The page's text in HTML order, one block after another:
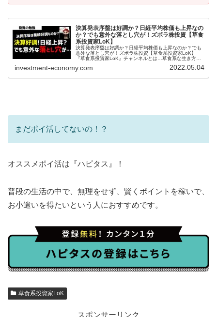
決算発表序盤は好調か？日経平均株価も上昇なの
か？でも意外な落とし穴が！ズボラ株投資【草食
系投資家LoK】
決算発表序盤は好調か？日経平均株価も上昇なのか？でも
意外な落とし穴が！ズボラ株投資【草食系投資家LoK】
『草食系投資家LoK』チャンネルとは…草食系な生き方や
おります。投資や副業、スキルア...
investment-economy.com 2022.05.04
まだポイ活してないの！？
オススメポイ活は『ハピタス』！
普段の生活の中で、無理をせず、賢くポイントを稼いで、
お小遣いを得たいという人におすすめです。
草食系投資家LoK
スポンサーリンク